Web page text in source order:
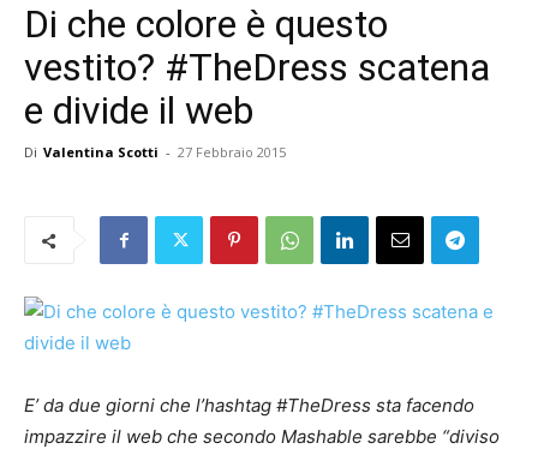
Di che colore è questo
vestito? #TheDress scatena
e divide il web
Di Valentina Scotti - 27 Febbraio 2015
E’ da due giorni che l’hashtag #TheDress sta facendo
impazzire il web che secondo Mashable sarebbe “diviso